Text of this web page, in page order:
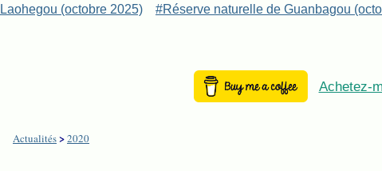
Laohegou (octobre 2025)
#Réserve naturelle de Guanbagou
Achetez-
Actualités>2020